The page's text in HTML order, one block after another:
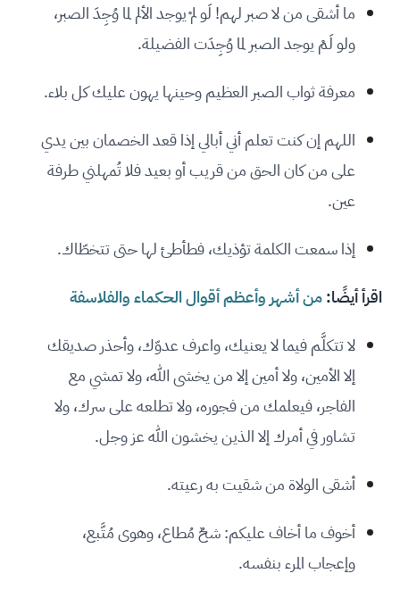
ما أشقى من لا صبر لهم! لَو لمْ يوجد الألم لما وُجِدَ الصبر،
ولو لَمْ يوجد الصبر لما وُجِدَت الفضيلة.
معرفة ثواب الصبر العظيم وحينها يهون عليك كل بلاء.
اللهم إن كنت تعلم أني أبالي إذا قعد الخصمان بين يدي
على من كان الحق من قريب أو بعيد فلا تُمهلني طرفة
عين.
إذا سمعت الكلمة تؤذيك، فطأطئ لها حتى تتخطّاك.
اقرأ أيضًا:من أشهر وأعظم أقوال الحكماء والفلاسفة
لا تتكلَّم فيما لا يعنيك، واعرف عدوّك، وأحذر صديقك
إلا الأمين، ولا أمين إلا من يخشى الله، ولا تمشي مع
الفاجر، فيعلمك من فجوره، ولا تطلعه على سرك، ولا
تشاور في أمرك إلا الذين يخشون الله عز وجل.
أشقى الولاة من شقيت به رعيته.
أخوف ما أخاف عليكم: شحٌ مُطاع، وهوى مُتَّبع،
وإعجاب المرء بنفسه.